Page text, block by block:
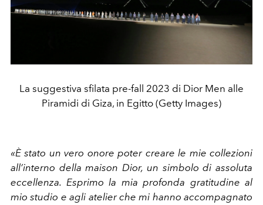
La suggestiva sfilata pre-fall 2023 di Dior Men alle
Piramidi di Giza, in Egitto (Getty Images)
«È stato un vero onore poter creare le mie collezioni
all’interno della maison Dior, un simbolo di assoluta
eccellenza. Esprimo la mia profonda gratitudine al
mio studio e agli atelier che mi hanno accompagnato